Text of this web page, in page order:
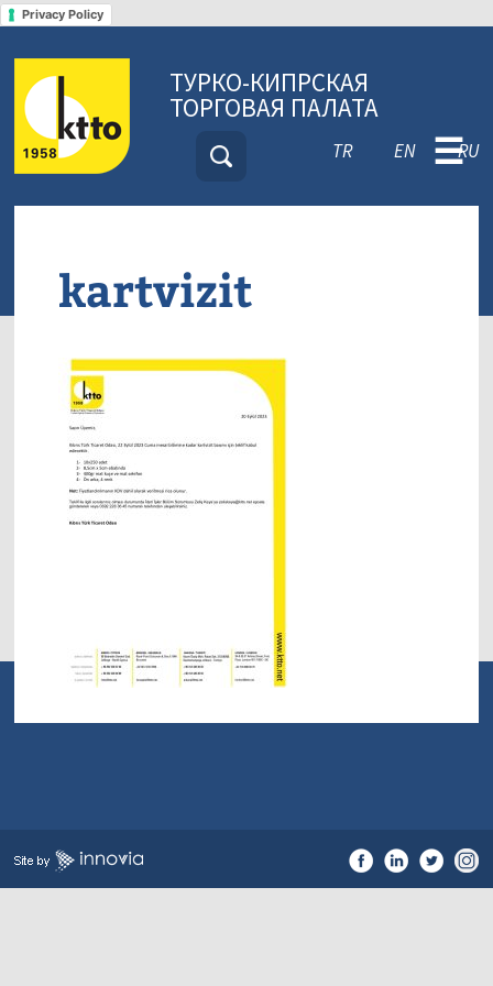
Privacy Policy
ТУРКО-КИПРСКАЯ
ТОРГОВАЯ ПАЛАТА
TR EN RU
☰
kartvizit